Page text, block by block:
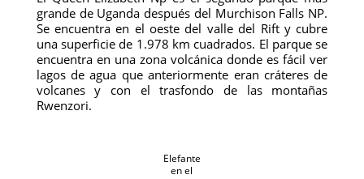
grande de Uganda después del Murchison Falls NP.
Se encuentra en el oeste del valle del Rift y cubre
una superficie de 1.978 km cuadrados. El parque se
encuentra en una zona volcánica donde es fácil ver
lagos de agua que anteriormente eran cráteres de
volcanes y con el trasfondo de las montañas
Rwenzori.
Elefante
en el